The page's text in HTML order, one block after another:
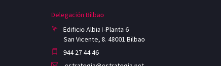
Delegación Bilbao
Edificio Albia I-Planta 6
San Vicente, 8. 48001 Bilbao
944 27 44 46